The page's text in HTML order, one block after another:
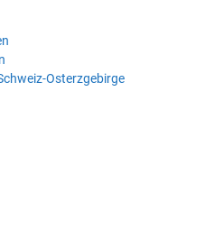
Osterzgebirge